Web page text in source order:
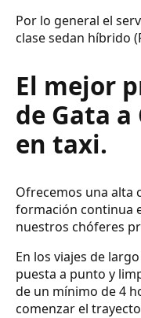
Por lo general el
clase sedan híbrido
El mejor
de Gata a
en taxi.
Ofrecemos una alta
formación continua
nuestros chóferes
En los viajes de
puesta a punto y
de un mínimo de 4
comenzar el